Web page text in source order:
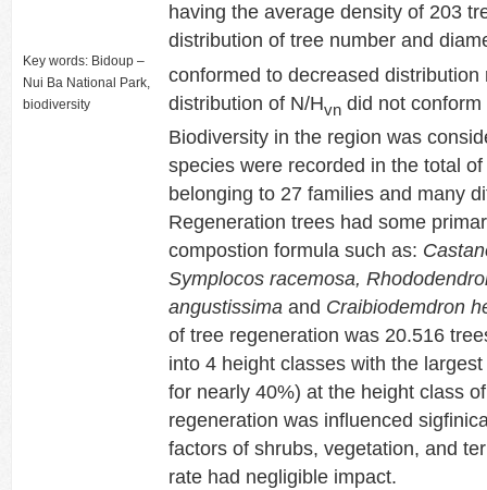
Key words: Bidoup –
Nui Ba National Park,
biodiversity
having the average density of 203
distribution of tree number and
conformed to decreased
distribution of N/Hvn did not
Biodiversity in the region was
species were recorded in the total
belonging to 27 families and many
Regeneration trees had some
compostion formula such as:
Symplocos racemosa,
angustissima and Craibiodemdron
of tree regeneration was 20.516
into 4 height classes with the
for nearly 40%) at the height class
regeneration was influenced
factors of shrubs, vegetation, and
rate had negligible impact.